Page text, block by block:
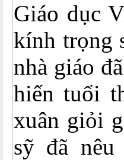
Giáo dục
kính trọng
nhà giáo
hiến tuổi
xuân giỏi
sỹ đã